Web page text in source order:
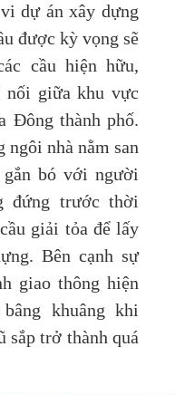
dự án xây dựng
được kỳ vọng sẽ
cầu hiện hữu,
nối giữa khu vực
Đông thành phố.
ngôi nhà nằm san
gắn bó với người
đứng trước thời
giải tỏa để lấy
Bên cạnh sự
giao thông hiện
khuâng khi
sắp trở thành quá